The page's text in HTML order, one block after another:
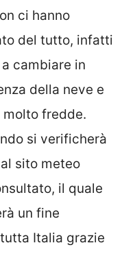
ci hanno
del tutto, infatti
cambiare in
della neve e
fredde.
si verificherà
sito meteo
il quale
un fine
Italia grazie